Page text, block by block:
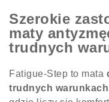
Szerokie
maty
trudnych
Fatigue-Step to mata
trudnych warunkach